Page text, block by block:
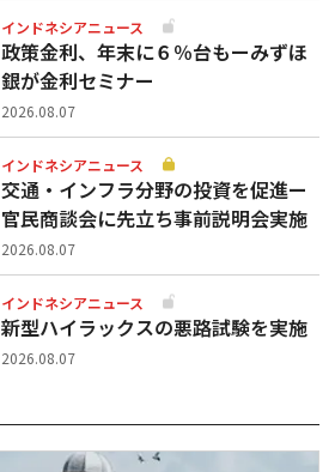
インドネシアニュース
政策金利、年末に６％台もーみずほ
銀が金利セミナー
2026.08.07
インドネシアニュース
交通・インフラ分野の投資を促進ー
官民商談会に先立ち事前説明会実施
2026.08.07
インドネシアニュース
新型ハイラックスの悪路試験を実施
2026.08.07